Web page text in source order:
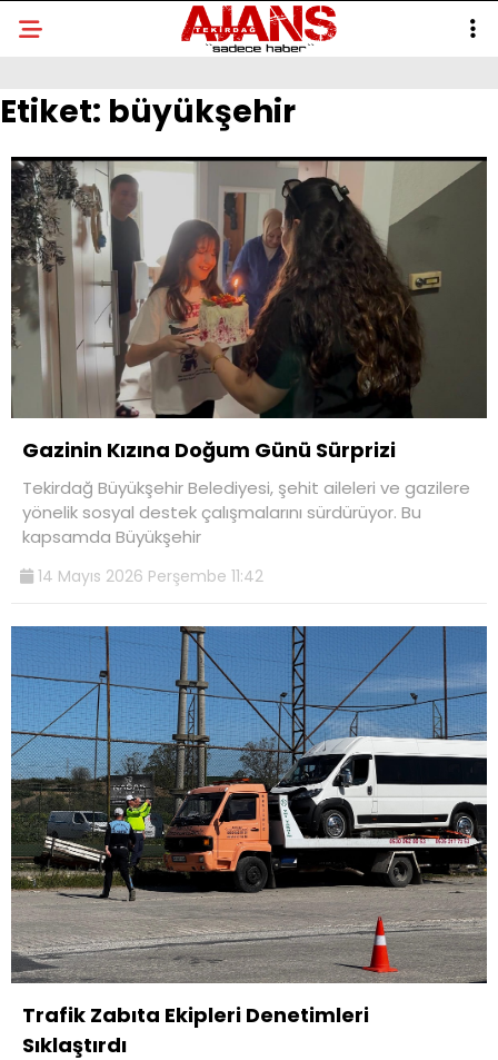
Etiket: büyükşehir
Gazinin Kızına Doğum Günü Sürprizi
Tekirdağ Büyükşehir Belediyesi, şehit aileleri ve gazilere
yönelik sosyal destek çalışmalarını sürdürüyor. Bu
kapsamda Büyükşehir
14 Mayıs 2026 Perşembe 11:42
Trafik Zabıta Ekipleri Denetimleri
Sıklaştırdı